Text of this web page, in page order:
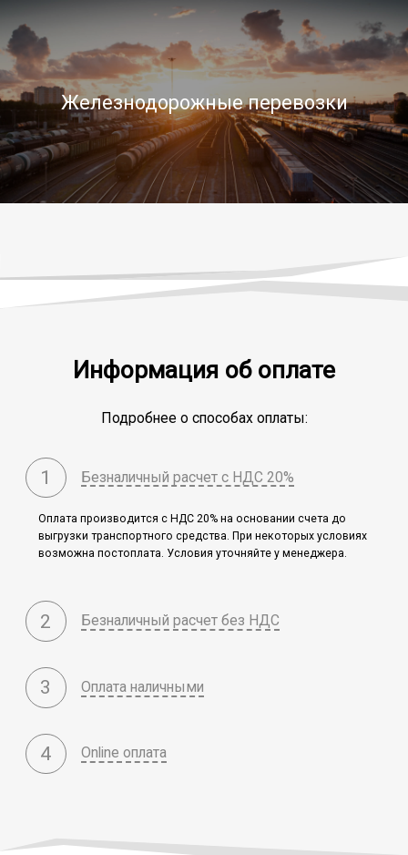
Железнодорожные перевозки
Информация об оплате
Подробнее о способах оплаты:
1 Безналичный расчет с НДС 20%
Оплата производится c НДС 20% на основании счета до
выгрузки транспортного средства. При некоторых условиях
возможна постоплата. Условия уточняйте у менеджера.
2 Безналичный расчет без НДС
3 Оплата наличными
4 Online оплата